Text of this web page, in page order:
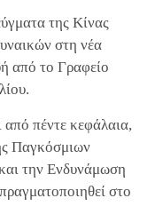
της Κίνας
στη νέα
από το Γραφείο
από πέντε κεφάλαια,
Παγκόσμιων
την Ενδυνάμωση
στο